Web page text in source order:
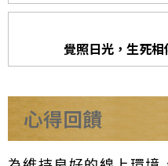
覺照日光，生死
心得回饋